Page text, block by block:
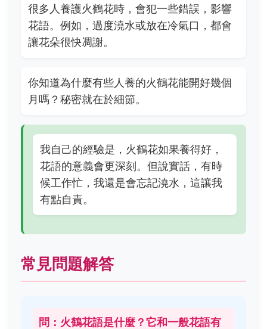
很多人養護火鶴花時，會犯一些錯誤，影響
花語。例如，過度澆水或放在冷氣口，都會
讓花朵很快凋謝。
你知道為什麼有些人養的火鶴花能開好幾個
月嗎？秘密就在於細節。
我自己的經驗是，火鶴花如果養得好，
花語的意義會更深刻。但說實話，有時
候工作忙，我還是會忘記澆水，這讓我
有點自責。
常見問題解答
問：火鶴花語是什麼？它和一般花語有